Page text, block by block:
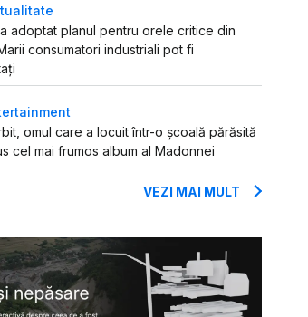
adoptat planul pentru orele critice din
consumatori industriali pot fi
omul care a locuit într-o școală părăsită
cel mai frumos album al Madonnei
VEZI MAI MULT